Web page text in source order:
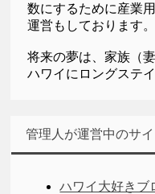
数にするために産業
運営もしております。
将来の夢は、家族（
ハワイにロングステ
管理人が運営中のサイ
ハワイ大好きブ